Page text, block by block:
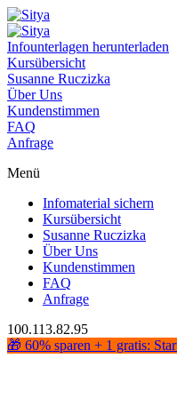
Infounterlagen herunterladen
Kursübersicht
Susanne Ruczizka
Über Uns
Kundenstimmen
FAQ
Anfrage
Menü
Infomaterial sichern
Kursübersicht
Susanne Ruczizka
Über Uns
Kundenstimmen
FAQ
Anfrage
100.113.82.95
🎁 60% sparen + 1 gratis: